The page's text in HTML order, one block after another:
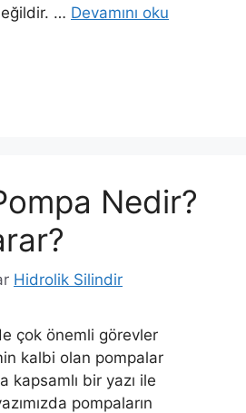
… Devamını oku
Nedir?
Hidrolik Silindir
çok önemli görevler
kalbi olan pompalar
kapsamlı bir yazı ile
pompaların